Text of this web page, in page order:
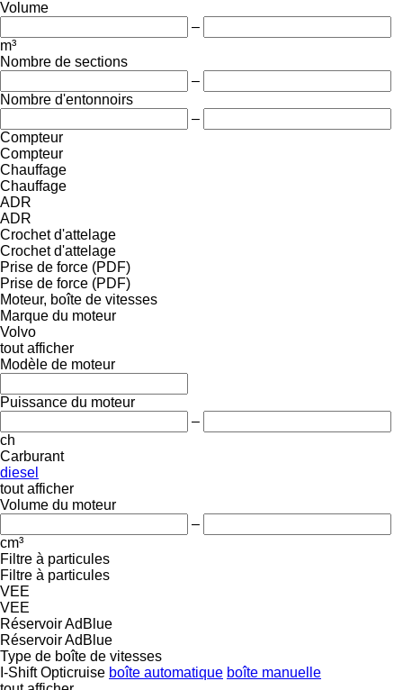
Volume
–
m³
Nombre de sections
–
Nombre d'entonnoirs
–
Compteur
Compteur
Chauffage
Chauffage
ADR
ADR
Crochet d'attelage
Crochet d'attelage
Prise de force (PDF)
Prise de force (PDF)
Moteur, boîte de vitesses
Marque du moteur
Volvo
tout afficher
Modèle de moteur
Puissance du moteur
–
ch
Carburant
diesel
tout afficher
Volume du moteur
–
cm³
Filtre à particules
Filtre à particules
VEE
VEE
Réservoir AdBlue
Réservoir AdBlue
Type de boîte de vitesses
I-Shift Opticruise boîte automatique boîte manuelle